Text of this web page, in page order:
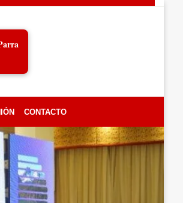
CONTACTO